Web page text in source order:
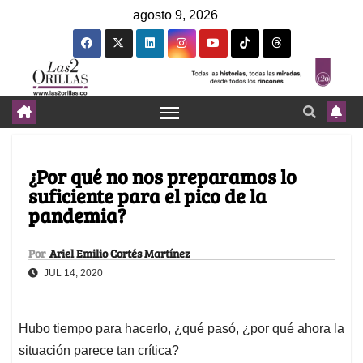
agosto 9, 2026
¿Por qué no nos preparamos lo
suficiente para el pico de la
pandemia?
Por Ariel Emilio Cortés Martínez
JUL 14, 2020
Hubo tiempo para hacerlo, ¿qué pasó, ¿por qué ahora la
situación parece tan crítica?